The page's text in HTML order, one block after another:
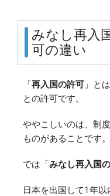
みなし再入
可の違い
「再入国の許可 」と
との許可です。
ややこしいのは、制
ものがあることです。
では「みなし再入国
日本を出国して1年